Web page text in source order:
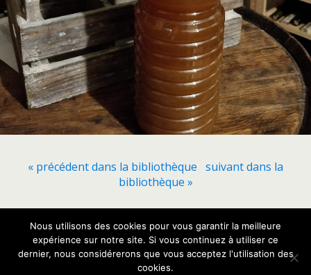
« précédent dans la bibliothèque suivant dans la
bibliothèque »
Retour au début
Nous utilisons des cookies pour vous garantir la meilleure
expérience sur notre site. Si vous continuez à utiliser ce
dernier, nous considérerons que vous acceptez l'utilisation des
cookies.